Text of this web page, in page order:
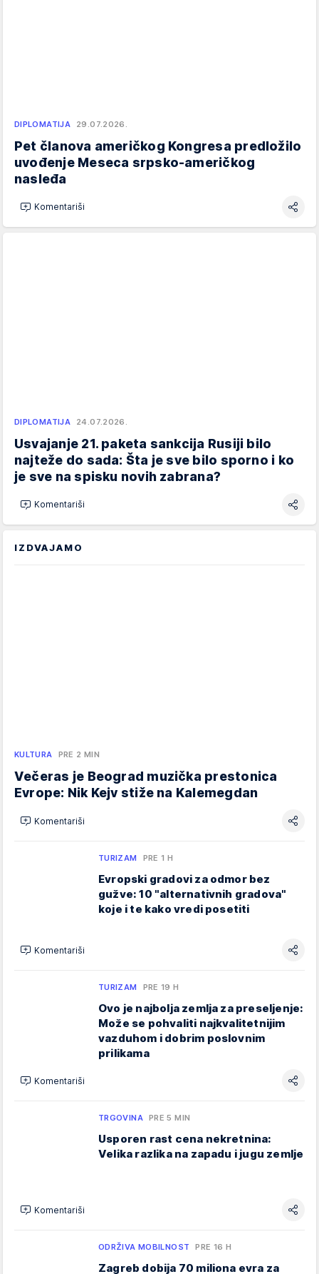
DIPLOMATIJA 29.07.2026.
Pet članova američkog Kongresa predložilo
uvođenje Meseca srpsko-američkog
nasleđa
Komentariši
DIPLOMATIJA 24.07.2026.
Usvajanje 21. paketa sankcija Rusiji bilo
najteže do sada: Šta je sve bilo sporno i ko
je sve na spisku novih zabrana?
Komentariši
IZDVAJAMO
KULTURA PRE 2 MIN
Večeras je Beograd muzička prestonica
Evrope: Nik Kejv stiže na Kalemegdan
Komentariši
TURIZAM PRE 1 H
Evropski gradovi za odmor bez
gužve: 10 "alternativnih gradova"
koje i te kako vredi posetiti
Komentariši
TURIZAM PRE 19 H
Ovo je najbolja zemlja za preseljenje:
Može se pohvaliti najkvalitetnijim
vazduhom i dobrim poslovnim
prilikama
Komentariši
TRGOVINA PRE 5 MIN
Usporen rast cena nekretnina:
Velika razlika na zapadu i jugu zemlje
Komentariši
ODRŽIVA MOBILNOST PRE 16 H
Zagreb dobija 70 miliona evra za